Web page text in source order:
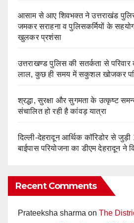
आसाम से आए शिवभक्त ने उत्तराखंड
जमकर सराहना व पुलिसकर्मियों के
खुलकर प्रशंसा
उत्तराखण्ड पुलिस की सतर्कता से परिवार
लाल, कुछ ही समय में सकुशल खोजकर
श्रद्धा, सुरक्षा और सुगमता के उत्कृष्ट
संचालित हो रही है कांवड़ यात्रा
दिल्ली-देहरादून आर्थिक कॉरिडोर से
बाईपास परियोजना का डीएम देहरादून ने
Recent Comments
Prateeksha sharma on The